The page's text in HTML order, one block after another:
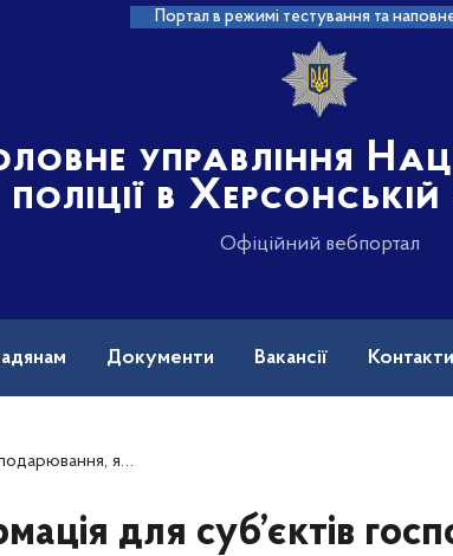
Портал в режимі тестування та
управління
поліції в
Офіційний вебпортал
Документи Вакансії Контакти
психотропних речовин і прекурсорів
для суб’єктів